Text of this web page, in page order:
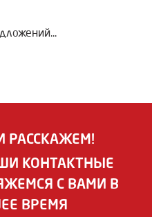
РАССКАЖЕМ!
КОНТАКТНЫЕ
С ВАМИ В
ВРЕМЯ